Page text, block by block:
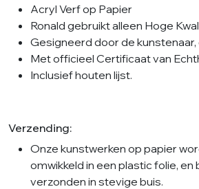
Acryl Verf op Papier
Ronald gebruikt alleen Hoge
Gesigneerd door de
Met officieel Certificaat van
Inclusief houten lijst.
Verzending:
Onze kunstwerken op papier
omwikkeld in een plastic folie, en
verzonden in stevige buis.